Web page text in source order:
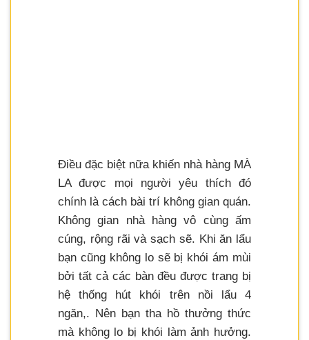
Điều đặc biệt nữa khiến nhà hàng MÀ
LA được mọi người yêu thích đó
chính là cách bài trí không gian quán.
Không gian nhà hàng vô cùng ấm
cúng, rộng rãi và sạch sẽ. Khi ăn lẩu
bạn cũng không lo sẽ bị khói ám mùi
bởi tất cả các bàn đều được trang bị
hệ thống hút khói trên nồi lẩu 4
ngăn,. Nên bạn tha hồ thưởng thức
mà không lo bị khói làm ảnh hưởng.